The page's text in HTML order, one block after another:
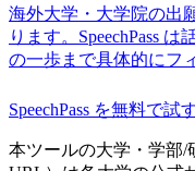
海外大学・大学院の出
ります。SpeechPass
の一歩まで具体的にフ
SpeechPass を無料で試
本ツールの大学・学部/